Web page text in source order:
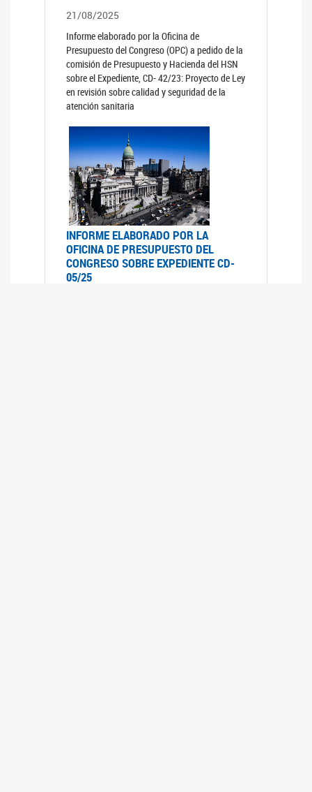
21/08/2025
Informe elaborado por la Oficina de
Presupuesto del Congreso (OPC) a pedido de la
comisión de Presupuesto y Hacienda del HSN
sobre el Expediente, CD- 42/23: Proyecto de Ley
en revisión sobre calidad y seguridad de la
atención sanitaria
INFORME ELABORADO POR LA
OFICINA DE PRESUPUESTO DEL
CONGRESO SOBRE EXPEDIENTE CD-
05/25